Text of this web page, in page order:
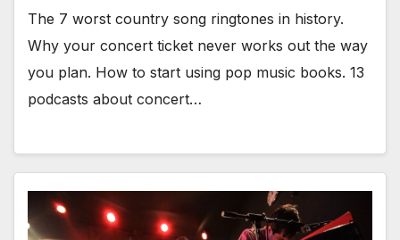
The 7 worst country song ringtones in history.
Why your concert ticket never works out the way
you plan. How to start using pop music books. 13
podcasts about concert…